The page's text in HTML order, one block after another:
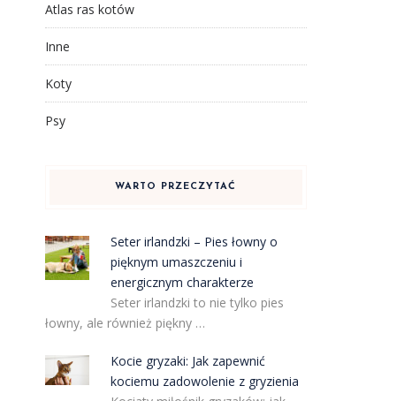
Atlas ras kotów
Inne
Koty
Psy
WARTO PRZECZYTAĆ
Seter irlandzki – Pies łowny o
pięknym umaszczeniu i
energicznym charakterze
Seter irlandzki to nie tylko pies
łowny, ale również piękny …
Kocie gryzaki: Jak zapewnić
kociemu zadowolenie z gryzienia